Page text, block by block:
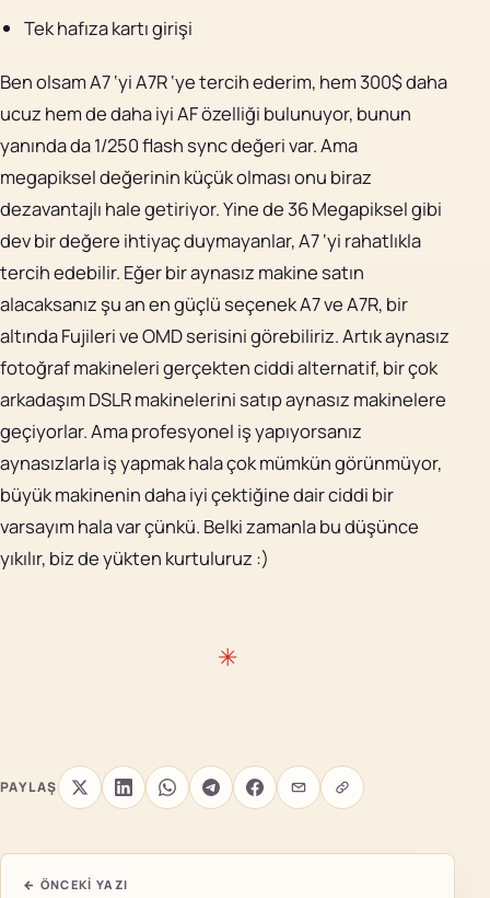
Tek hafıza kartı girişi
Ben olsam A7 ‘yi A7R ‘ye tercih ederim, hem 300$ daha
ucuz hem de daha iyi AF özelliği bulunuyor, bunun
yanında da 1/250 flash sync değeri var. Ama
megapiksel değerinin küçük olması onu biraz
dezavantajlı hale getiriyor. Yine de 36 Megapiksel gibi
dev bir değere ihtiyaç duymayanlar, A7 ‘yi rahatlıkla
tercih edebilir. Eğer bir aynasız makine satın
alacaksanız şu an en güçlü seçenek A7 ve A7R, bir
altında Fujileri ve OMD serisini görebiliriz. Artık aynasız
fotoğraf makineleri gerçekten ciddi alternatif, bir çok
arkadaşım DSLR makinelerini satıp aynasız makinelere
geçiyorlar. Ama profesyonel iş yapıyorsanız
aynasızlarla iş yapmak hala çok mümkün görünmüyor,
büyük makinenin daha iyi çektiğine dair ciddi bir
varsayım hala var çünkü. Belki zamanla bu düşünce
yıkılır, biz de yükten kurtuluruz :)
PAYLAŞ
← ÖNCEKI YAZI